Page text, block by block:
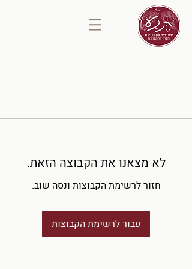
לא מצאנו את הקבוצה הזאת.
חזור לרשימת הקבוצות ונסה שוב.
עבור לרשימת הקבוצות